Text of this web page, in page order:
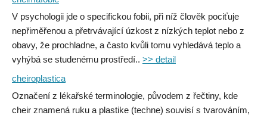
V psychologii jde o specifickou fobii, při níž člověk pociťuje
nepřiměřenou a přetrvávající úzkost z nízkých teplot nebo z
obavy, že prochladne, a často kvůli tomu vyhledává teplo a
vyhýbá se studenému prostředí.. >> detail
cheiroplastica
Označení z lékařské terminologie, původem z řečtiny, kde
cheir znamená ruku a plastike (techne) souvisí s tvarováním,